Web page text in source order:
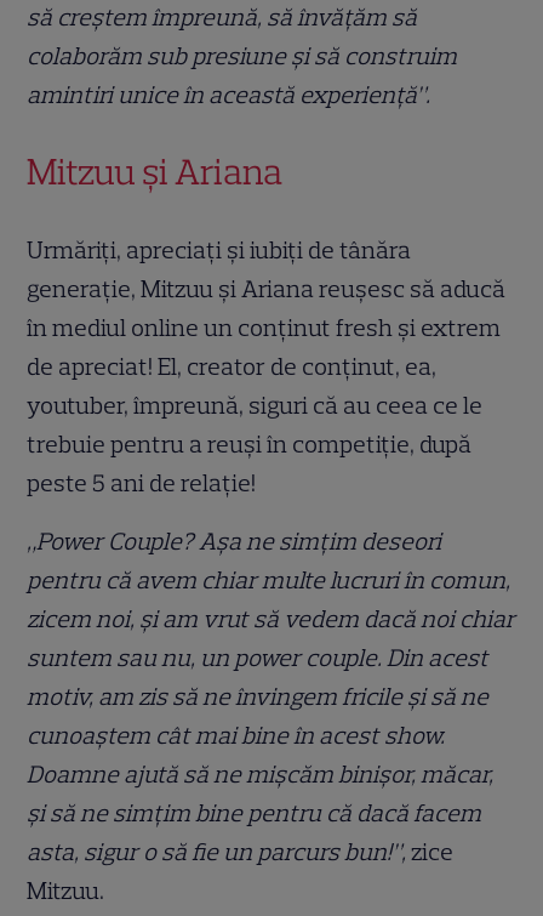
să creștem împreună, să învățăm să
colaborăm sub presiune și să construim
amintiri unice în această experiență”.
Mitzuu și Ariana
Urmăriți, apreciați și iubiți de tânăra
generație, Mitzuu și Ariana reușesc să aducă
în mediul online un conținut fresh și extrem
de apreciat! El, creator de conținut, ea,
youtuber, împreună, siguri că au ceea ce le
trebuie pentru a reuși în competiție, după
peste 5 ani de relație!
„Power Couple? Așa ne simțim deseori
pentru că avem chiar multe lucruri în comun,
zicem noi, și am vrut să vedem dacă noi chiar
suntem sau nu, un power couple. Din acest
motiv, am zis să ne învingem fricile și să ne
cunoaștem cât mai bine în acest show.
Doamne ajută să ne mișcăm binișor, măcar,
și să ne simțim bine pentru că dacă facem
asta, sigur o să fie un parcurs bun!”, zice
Mitzuu.